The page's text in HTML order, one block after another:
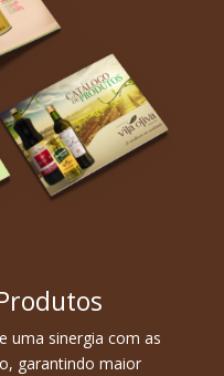
uma sinergia com as
garantindo maior